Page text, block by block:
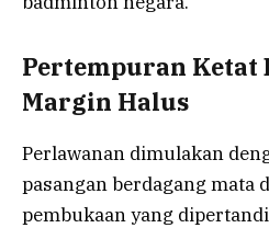
Pertempuran Ketat
Margin Halus
Perlawanan dimulakan
pasangan berdagang mata
pembukaan yang